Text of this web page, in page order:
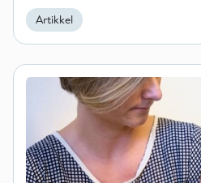
Artikkel
Norske influensa-rapporter til